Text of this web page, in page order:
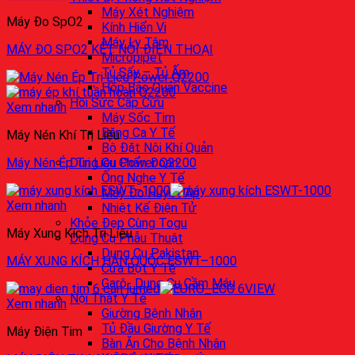
Máy Xét Nghiệm
Kính Hiển Vi
Máy Ly Tâm
Micropipet
Tủ Sấy – Tủ Ấm
Hộp Bảo Quản Vaccine
Hồi Sức Cấp Cứu
Máy Sốc Tim
Băng Ca Y Tế
Bộ Đặt Nội Khí Quản
Dụng Cụ Chẩn Đoán
Ống Nghe Y Tế
Máy Đo Huyết Áp
Nhiệt Kế Điện Tử
Khỏe Đẹp Cùng Togu
Dụng Cụ Phẫu Thuật
Dụng Cụ Pakistan
Cưa Bột Y Tế
Garô- Dụng Cụ Cầm Máu
Nội Thất Y Tế
Giường Bệnh Nhân
Tủ Đầu Giường Y Tế
Bàn Ăn Cho Bệnh Nhân
Máy Đo SpO2
MÁY ĐO SPO2 KẾT NỐI ĐIỆN THOẠI
Xem nhanh
Máy Nén Khí Trị Liệu
Máy Nén Ép Trị Liệu Power Q2200
Xem nhanh
Máy Xung Kích Trị Liệu
MÁY XUNG KÍCH HÀN QUỐC ESWT–1000
Xem nhanh
Máy Điện Tim